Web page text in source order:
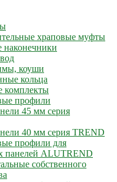
храповые муфты
коуши
кольца
комплекты
профили
45 мм серия
40 мм серия TREND
профили для
панелей ALUTREND
собственного